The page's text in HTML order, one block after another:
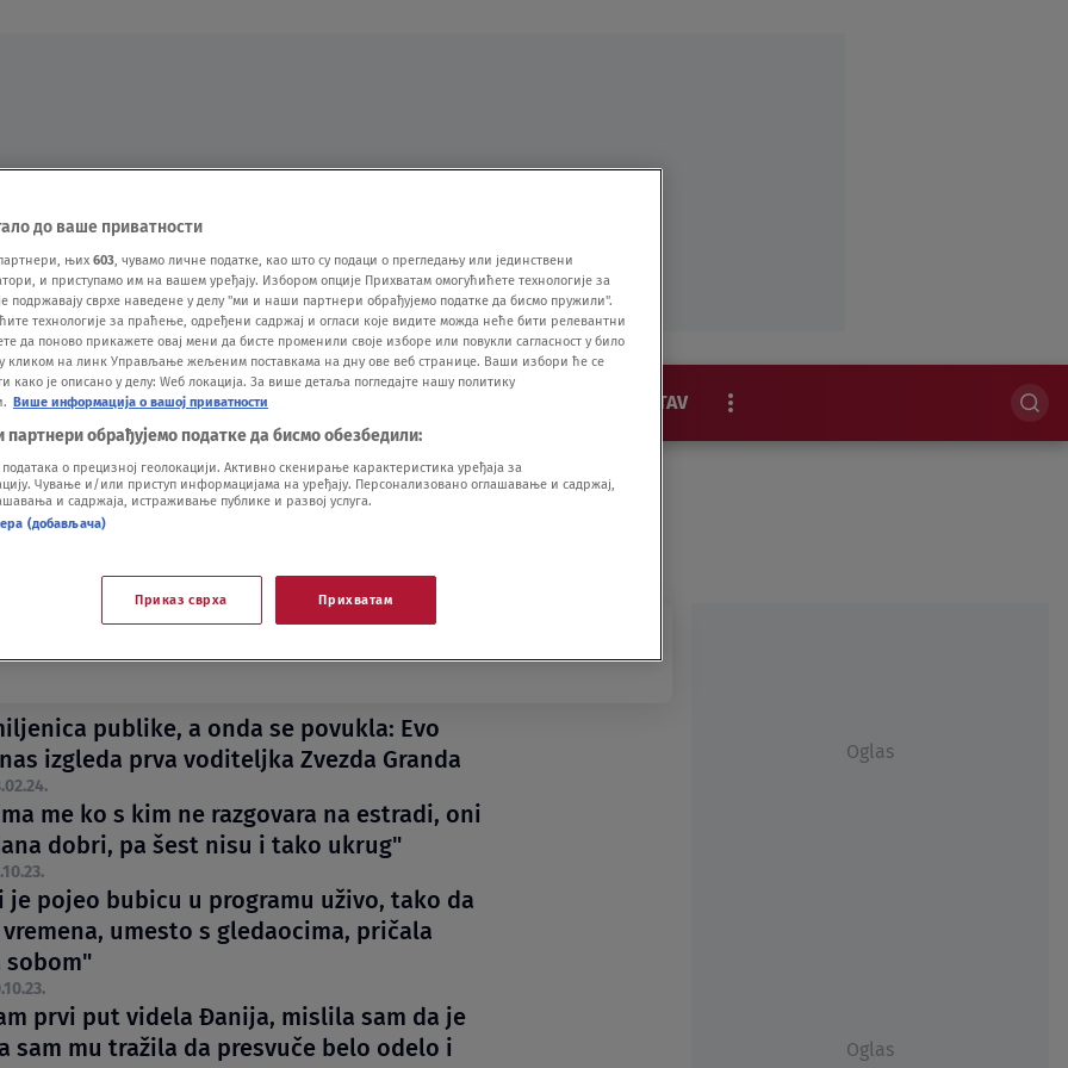
VESTI SHOW SPORT STAV
publike, a onda se povukla: Evo
izgleda prva voditeljka Zvezda Granda
me ko s kim ne razgovara na estradi, oni
dobri, pa šest nisu i tako ukrug"
je pojeo bubicu u programu uživo, tako da
umesto s gledaocima, pričala
sobom"
prvi put videla Đanija, mislila sam da je
sam mu tražila da presvuče belo odelo i
Oglas
Oglas
до ваше приватности
њих 603, чувамо личне податке, као што су подаци о прегледању или јединствени
и приступамо им на вашем уређају. Избором опције Прихватам омогућићете технологије за
подржавају сврхе наведене у делу "ми и наши партнери обрађујемо податке да бисмо пружили".
технологије за праћење, одређени садржај и огласи које видите можда неће бити релевантни
да поново прикажете овај мени да бисте променили своје изборе или повукли сагласност у било
кликом на линк Управљање жељеним поставкама на дну ове веб странице. Ваши избори ће се
како је описано у делу: Wеб локација. За више детаља погледајте нашу политику
Више информација о вашој приватности
обрађујемо податке да бисмо обезбедили:
о прецизној геолокацији. Активно скенирање карактеристика уређаја за
Чување и/или приступ информацијама на уређају. Персонализовано оглашавање и садржај,
и садржаја, истраживање публике и развој услуга.
(добављача)
Приказ сврха Прихватам